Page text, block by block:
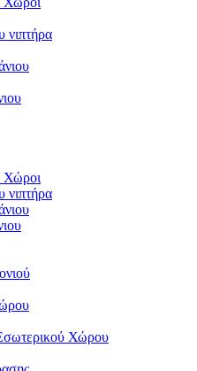
νιπτήρα
Χώροι
νιπτήρα
Χώρου